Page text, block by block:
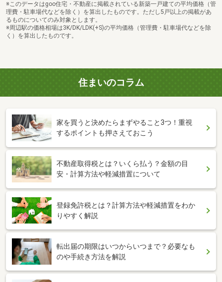
※このデータはgoo住宅・不動産に掲載されている新築一戸建ての平均価格（管
理費・駐車場代などを除く）を算出したものです。ただし5戸以上の掲載があ
るものについてのみ対象とします。
※周辺駅の価格相場は3K/DK/LDK(+S)の平均価格（管理費・駐車場代などを除
く）を算出したものです。
住まいのコラム
家を買うと決めたらまずやること3つ！重視
するポイントも押さえておこう
不動産取得税とは？いくら払う？金額の目
安・計算方法や軽減措置について
登録免許税とは？計算方法や軽減措置をわか
りやすく解説
転出届の期限はいつからいつまで？必要なも
のや手続き方法を解説